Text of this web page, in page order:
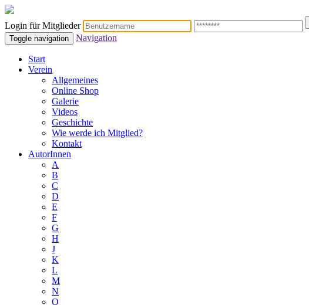
Login für Mitglieder
Toggle navigation Navigation
Start
Verein
Allgemeines
Online Shop
Galerie
Videos
Geschichte
Wie werde ich Mitglied?
Kontakt
AutorInnen
A
B
C
D
E
F
G
H
J
K
L
M
N
O